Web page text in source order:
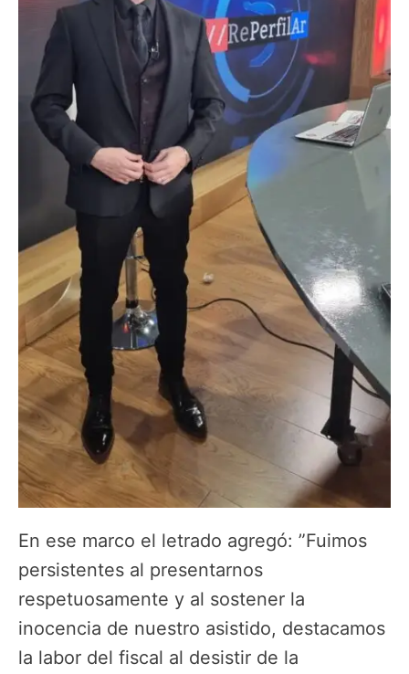
En ese marco el letrado agregó: ”Fuimos
persistentes al presentarnos
respetuosamente y al sostener la
inocencia de nuestro asistido, destacamos
la labor del fiscal al desistir de la